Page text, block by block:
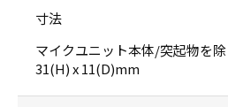
寸法
マイクユニット本体/突起物を
31(H) x 11(D)mm